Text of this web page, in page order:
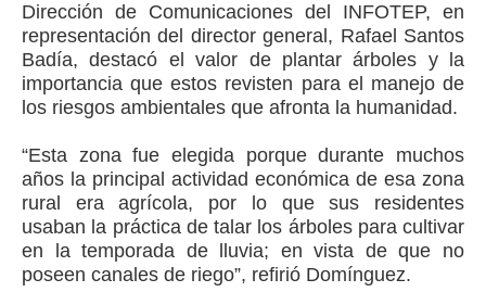
Dirección de Comunicaciones del INFOTEP, en
representación del director general, Rafael Santos
Badía, destacó el valor de plantar árboles y la
importancia que estos revisten para el manejo de
los riesgos ambientales que afronta la humanidad.
“Esta zona fue elegida porque durante muchos
años la principal actividad económica de esa zona
rural era agrícola, por lo que sus residentes
usaban la práctica de talar los árboles para cultivar
en la temporada de lluvia; en vista de que no
poseen canales de riego”, refirió Domínguez.